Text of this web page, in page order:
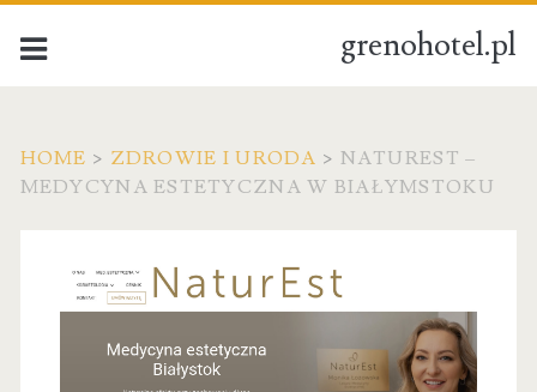
grenohotel.pl
HOME > ZDROWIE I URODA > NATUREST –
MEDYCYNA ESTETYCZNA W BIAŁYMSTOKU